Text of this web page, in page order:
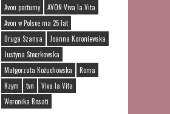
Avon perfumy
AVON Viva la Vita
Avon w Polsce ma 25 lat
Druga Szansa
Joanna Koroniewska
Justyna Steczkowska
Małgorzata Kożuchowska
Roma
Rzym
tvn
Viva la Vita
Weronika Rosati